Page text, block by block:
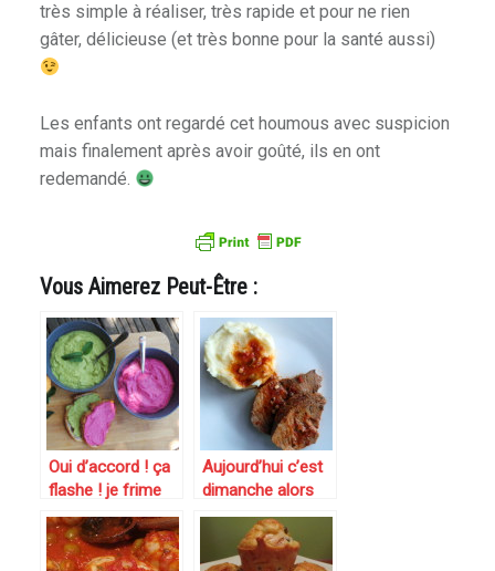
très simple à réaliser, très rapide et pour ne rien
gâter, délicieuse (et très bonne pour la santé aussi)
Les enfants ont regardé cet houmous avec suspicion
mais finalement après avoir goûté, ils en ont
redemandé.
Vous Aimerez Peut-Être :
Oui d’accord ! ça
flashe ! je frime
un peu avec mes
houmous à la
betterave et
Aujourd’hui c’est
dimanche alors
rôti de veau à
l’estragon et aux
tomates